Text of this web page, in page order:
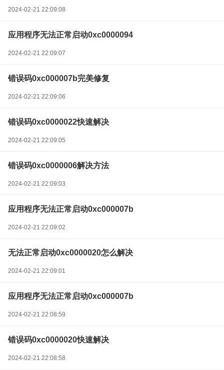
2024-02-21 22:09:08
应用程序无法正常启动0xc0000094
2024-02-21 22:09:07
错误码0xc000007b完美修复
2024-02-21 22:09:06
错误码0xc0000022快速解决
2024-02-21 22:09:05
错误码0xc0000006解决方法
2024-02-21 22:09:03
应用程序无法正常启动0xc000007b
2024-02-21 22:09:02
无法正常启动0xc0000020怎么解决
2024-02-21 22:09:01
应用程序无法正常启动0xc000007b
2024-02-21 22:08:59
错误码0xc0000020快速解决
2024-02-21 22:08:58